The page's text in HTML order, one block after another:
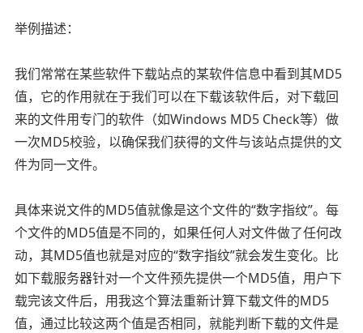
举例描述：
我们常常在某些软件下载站点的某软件信息中看到其MD5
值，它的作用就在于我们可以在下载该软件后，对下载回
来的文件用专门的软件（如Windows MD5 Check等）做
一次MD5校验，以确保我们获得的文件与该站点提供的文
件为同一文件。
具体来说文件的MD5值就像是这个文件的“数字指纹”。每
个文件的MD5值是不同的，如果任何人对文件做了任何改
动，其MD5值也就是对应的“数字指纹”就会发生变化。比
如下载服务器针对一个文件预先提供一个MD5值，用户下
载完该文件后，用我这个算法重新计算下载文件的MD5
值，通过比较这两个值是否相同，就能判断下载的文件是